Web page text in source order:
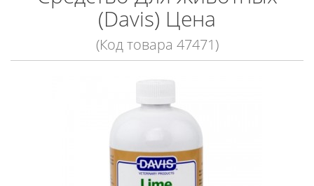
(Davis) Цена
(Код товара 47471)